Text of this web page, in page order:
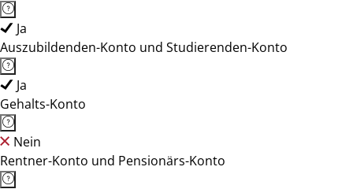
Ja
Auszubildenden-Konto und Studierenden-Konto
Ja
Gehalts-Konto
Nein
Rentner-Konto und Pensionärs-Konto